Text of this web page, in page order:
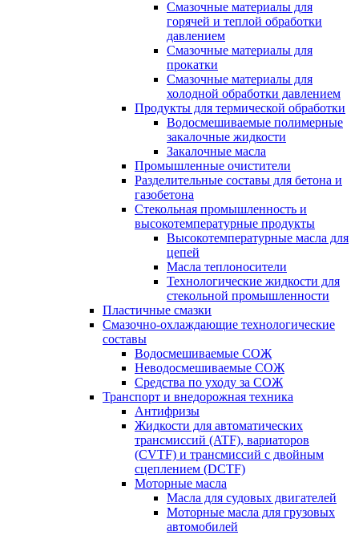
Смазочные материалы для
горячей и теплой обработки
давлением
Смазочные материалы для
прокатки
Смазочные материалы для
холодной обработки давлением
Продукты для термической обработки
Водосмешиваемые полимерные
закалочные жидкости
Закалочные масла
Промышленные очистители
Разделительные составы для бетона и
газобетона
Стекольная промышленность и
высокотемпературные продукты
Высокотемпературные масла для
цепей
Масла теплоносители
Технологические жидкости для
стекольной промышленности
Пластичные смазки
Смазочно-охлаждающие технологические
составы
Водосмешиваемые СОЖ
Неводосмешиваемые СОЖ
Средства по уходу за СОЖ
Транспорт и внедорожная техника
Антифризы
Жидкости для автоматических
трансмиссий (ATF), вариаторов
(CVTF) и трансмиссий с двойным
сцеплением (DCTF)
Моторные масла
Масла для судовых двигателей
Моторные масла для грузовых
автомобилей